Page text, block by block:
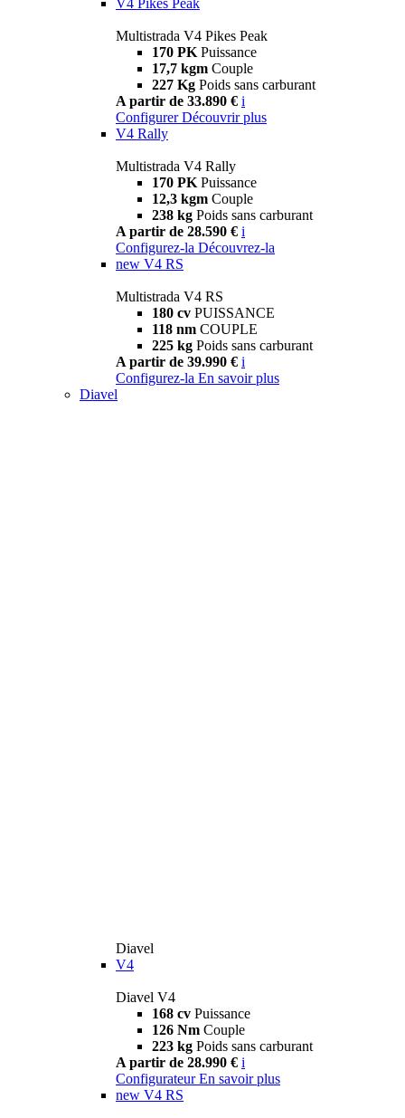
Multistrada V4 Pikes Peak
170 PK Puissance
17,7 kgm Couple
227 Kg Poids sans carburant
A partir de 33.890 € i
Configurer Découvrir plus
V4 Rally
Multistrada V4 Rally
170 PK Puissance
12,3 kgm Couple
238 kg Poids sans carburant
A partir de 28.590 € i
Configurez-la Découvrez-la
new V4 RS
Multistrada V4 RS
180 cv PUISSANCE
118 nm COUPLE
225 kg Poids sans carburant
A partir de 39.990 € i
Configurez-la En savoir plus
Diavel
Diavel
V4
Diavel V4
168 cv Puissance
126 Nm Couple
223 kg Poids sans carburant
A partir de 28.990 € i
Configurateur En savoir plus
new V4 RS